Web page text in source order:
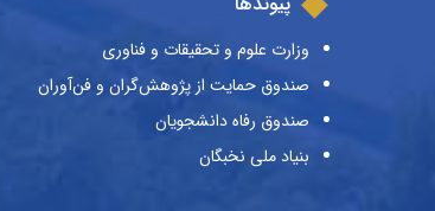
وزارت علوم و تحقیقات و فناوری
صندوق حمایت از پژوهش‌گران و فن‌آوران
صندوق رفاه دانشجویان
بنیاد ملی نخبگان